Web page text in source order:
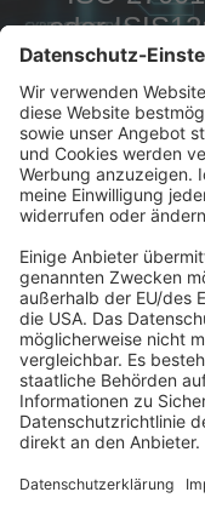
oder
sich für